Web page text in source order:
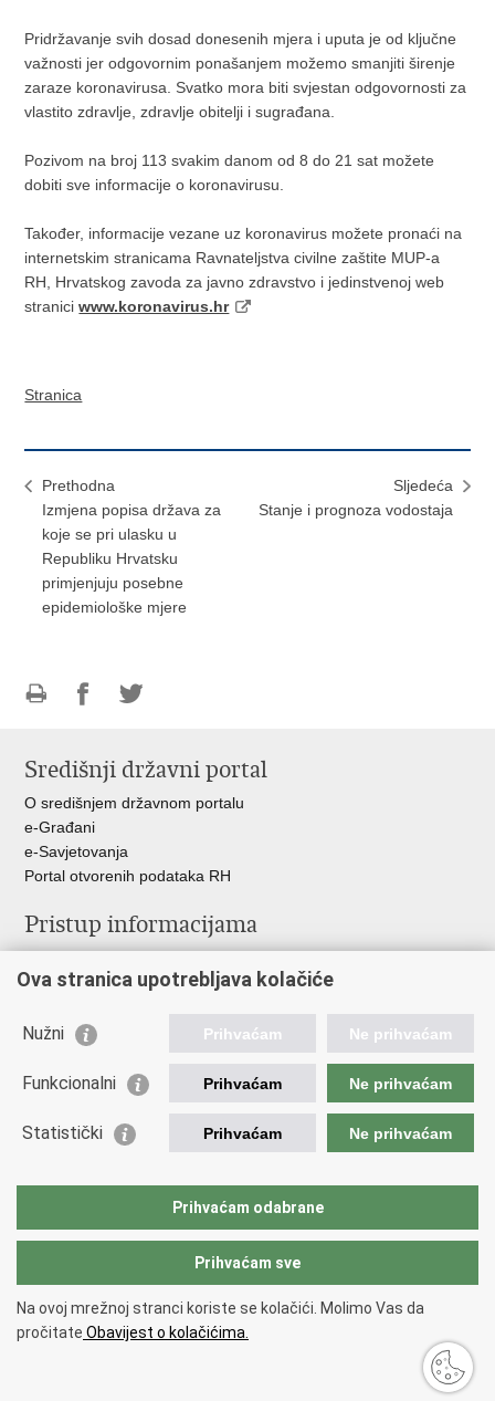
Pridržavanje svih dosad donesenih mjera i uputa je od ključne
važnosti jer odgovornim ponašanjem možemo smanjiti širenje
zaraze koronavirusa. Svatko mora biti svjestan odgovornosti za
vlastito zdravlje, zdravlje obitelji i sugrađana.
Pozivom na broj 113 svakim danom od 8 do 21 sat možete
dobiti sve informacije o koronavirusu.
Također, informacije vezane uz koronavirus možete pronaći na
internetskim stranicama Ravnateljstva civilne zaštite MUP-a
RH, Hrvatskog zavoda za javno zdravstvo i jedinstvenoj web
straniciwww.koronavirus.hr
Stranica
Prethodna
Izmjena popisa država za
koje se pri ulasku u
Republiku Hrvatsku
primjenjuju posebne
epidemiološke mjere
Sljedeća
Stanje i prognoza vodostaja
FacebookuTwitteru
Središnji državni portal
O središnjem državnom portalu
e-Građani
e-Savjetovanja
Portal otvorenih podataka RH
Pristup informacijama
Savjetovanje
Zapošljavanje
Odnosi s javnošću
Važne poveznice
Ministarstvo unutarnjih poslova
Copyright © 2026 Ravnateljstvo civilne zaštite.
pristupačnosti.
Ova stranica upotrebljava kolačiće
Nužni Prihvaćam Ne prihvaćam
Funkcionalni Prihvaćam Ne prihvaćam
Statistički Prihvaćam Ne prihvaćam
Prihvaćam odabrane
Prihvaćam sve
Na ovoj mrežnoj stranci koriste se kolačići. Molimo Vas da
pročitate Obavijest o kolačićima.